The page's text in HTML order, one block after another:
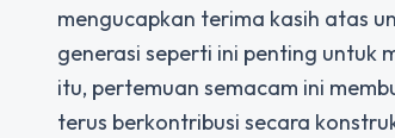
mengucapkan terima kasih atas
generasi seperti ini penting untuk
itu, pertemuan semacam ini
terus berkontribusi secara